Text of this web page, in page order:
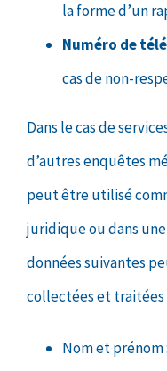
la forme d’un
Numéro de
cas de non-
Dans le cas de
d’autres enquêtes
peut être utilisé
juridique ou dans
données suivantes
collectées et
Nom et prénom